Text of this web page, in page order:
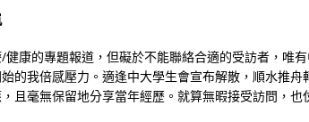
健康的專題報道，但礙於不能聯絡合適的受訪者，唯
的我倍感壓力。適逢中大學生會宣布解散，順水推
且毫無保留地分享當年經歷。就算無暇接受訪問，也